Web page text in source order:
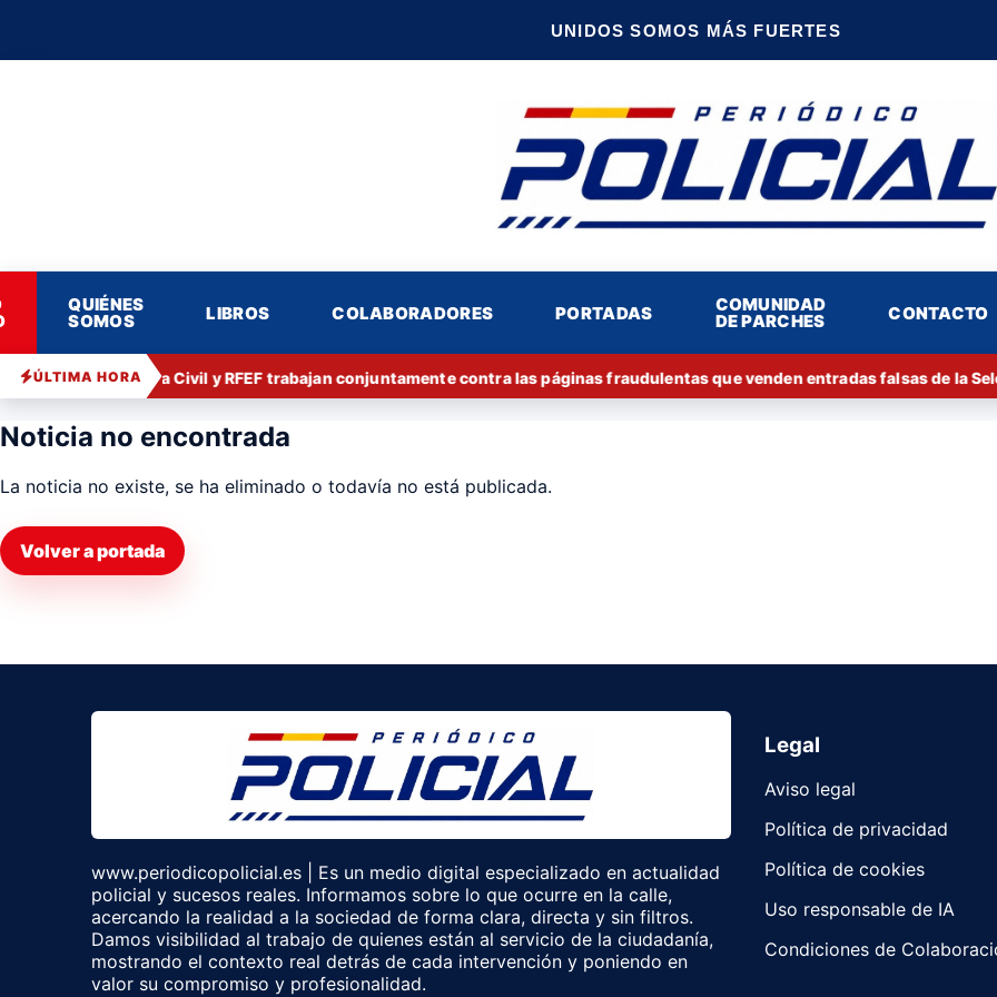
UNIDOS SOMOS MÁS FUERTES
QUIÉNES
SOMOS LIBROS COLABORADORES PORTADAS COMUNIDAD
DE PARCHES CONTACTO
ÚLTIMA HORA
EN DIRECTO Guardia Civil y RFEF trabajan conjuntamente contra las páginas fraudulentas que venden entradas falsas de la
Noticia no encontrada
La noticia no existe, se ha eliminado o todavía no está publicada.
Volver a portada
www.periodicopolicial.es | Es un medio digital especializado en actualidad
policial y sucesos reales. Informamos sobre lo que ocurre en la calle,
acercando la realidad a la sociedad de forma clara, directa y sin filtros.
Damos visibilidad al trabajo de quienes están al servicio de la ciudadanía,
mostrando el contexto real detrás de cada intervención y poniendo en
valor su compromiso y profesionalidad.
Legal
Aviso legal
Política de privacidad
Política de cookies
Uso responsable de IA
Condiciones de